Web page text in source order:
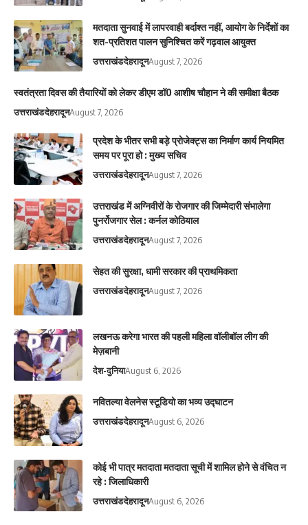
मतदाता सुनवाई में लापरवाही बर्दाश्त नहीं, आयोग के निर्देशों का
शत-प्रतिशत पालन सुनिश्चित करें गढ़वाल आयुक्त
उत्तराखंडदेहरादूनAugust 7, 2026
स्वतंत्रता दिवस की तैयारियों को लेकर डीएम डॉ0 आशीष चौहान ने की समीक्षा बैठक
उत्तराखंडदेहरादूनAugust 7, 2026
प्रदेश के भीतर सभी बड़े प्रोजेक्ट्स का निर्माण कार्य नियमित
समय पर पूरा हो : मुख्य सचिव
उत्तराखंडदेहरादूनAugust 7, 2026
उत्तराखंड में अग्निवीरों के रोजगार की जिम्मेदारी संभालेगा
पुनर्रोजगार सेल : कर्नल कोठियाल
उत्तराखंडदेहरादूनAugust 7, 2026
सेहत की सुरक्षा, धामी सरकार की प्राथमिकता
उत्तराखंडदेहरादूनAugust 7, 2026
लखनऊ करेगा भारत की पहली महिला वॉलीबॉल लीग की
मेज़बानी
देश-दुनियाAugust 6, 2026
नवितल्या वेलनेस स्टूडियो का भव्य उद्घाटन
उत्तराखंडदेहरादूनAugust 6, 2026
कोई भी पात्र मतदाता मतदाता सूची में शामिल होने से वंचित न
रहे : जिलाधिकारी
उत्तराखंडदेहरादूनAugust 6, 2026